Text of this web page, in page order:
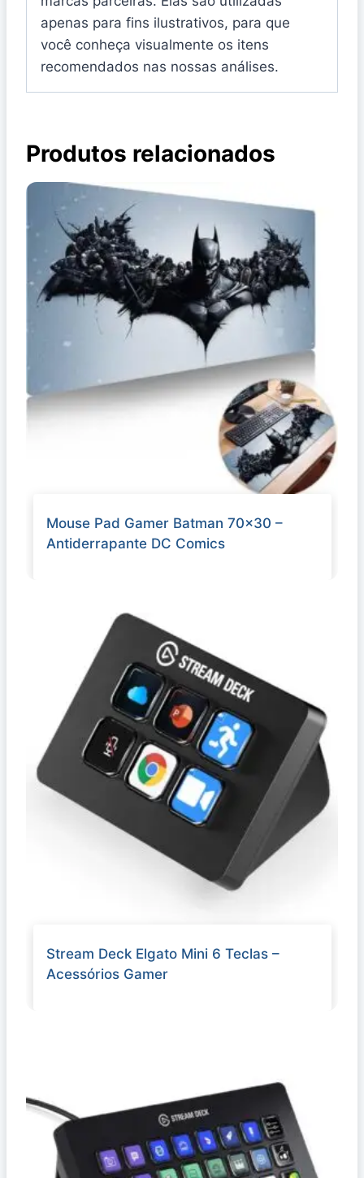
apenas para fins ilustrativos, para que
você conheça visualmente os itens
recomendados nas nossas análises.
Produtos relacionados
Mouse Pad Gamer Batman 70×30 –
Antiderrapante DC Comics
Stream Deck Elgato Mini 6 Teclas –
Acessórios Gamer